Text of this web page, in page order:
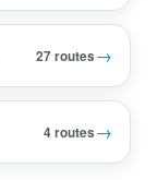
27 routes→
4 routes→